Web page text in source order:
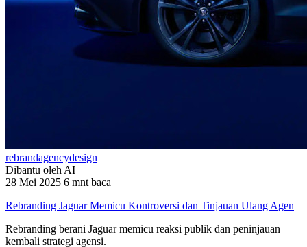
rebrandagencydesign
Dibantu oleh AI
28 Mei 2025 6 mnt baca
Rebranding Jaguar Memicu Kontroversi dan Tinjauan Ulang Agen
Rebranding berani Jaguar memicu reaksi publik dan peninjauan
kembali strategi agensi.